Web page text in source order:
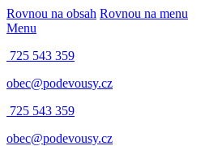
Rovnou na obsah Rovnou na menu
Menu
725 543 359
obec@podevousy.cz
725 543 359
obec@podevousy.cz